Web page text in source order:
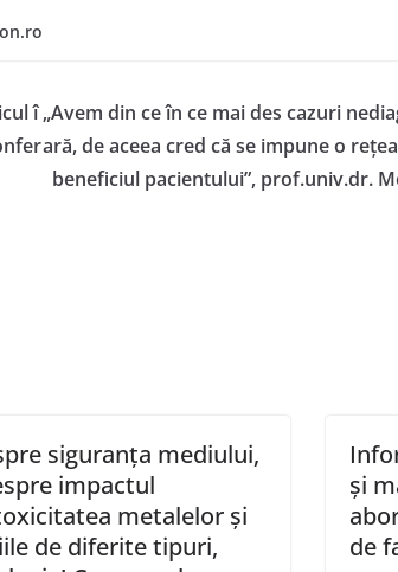
î „Avem din ce în ce mai des cazuri
ară, de aceea cred că se impune o
beneficiul pacientului”, prof.univ.dr.
siguranța mediului,
impactul
metalelor și
de diferite tipuri,
și
de